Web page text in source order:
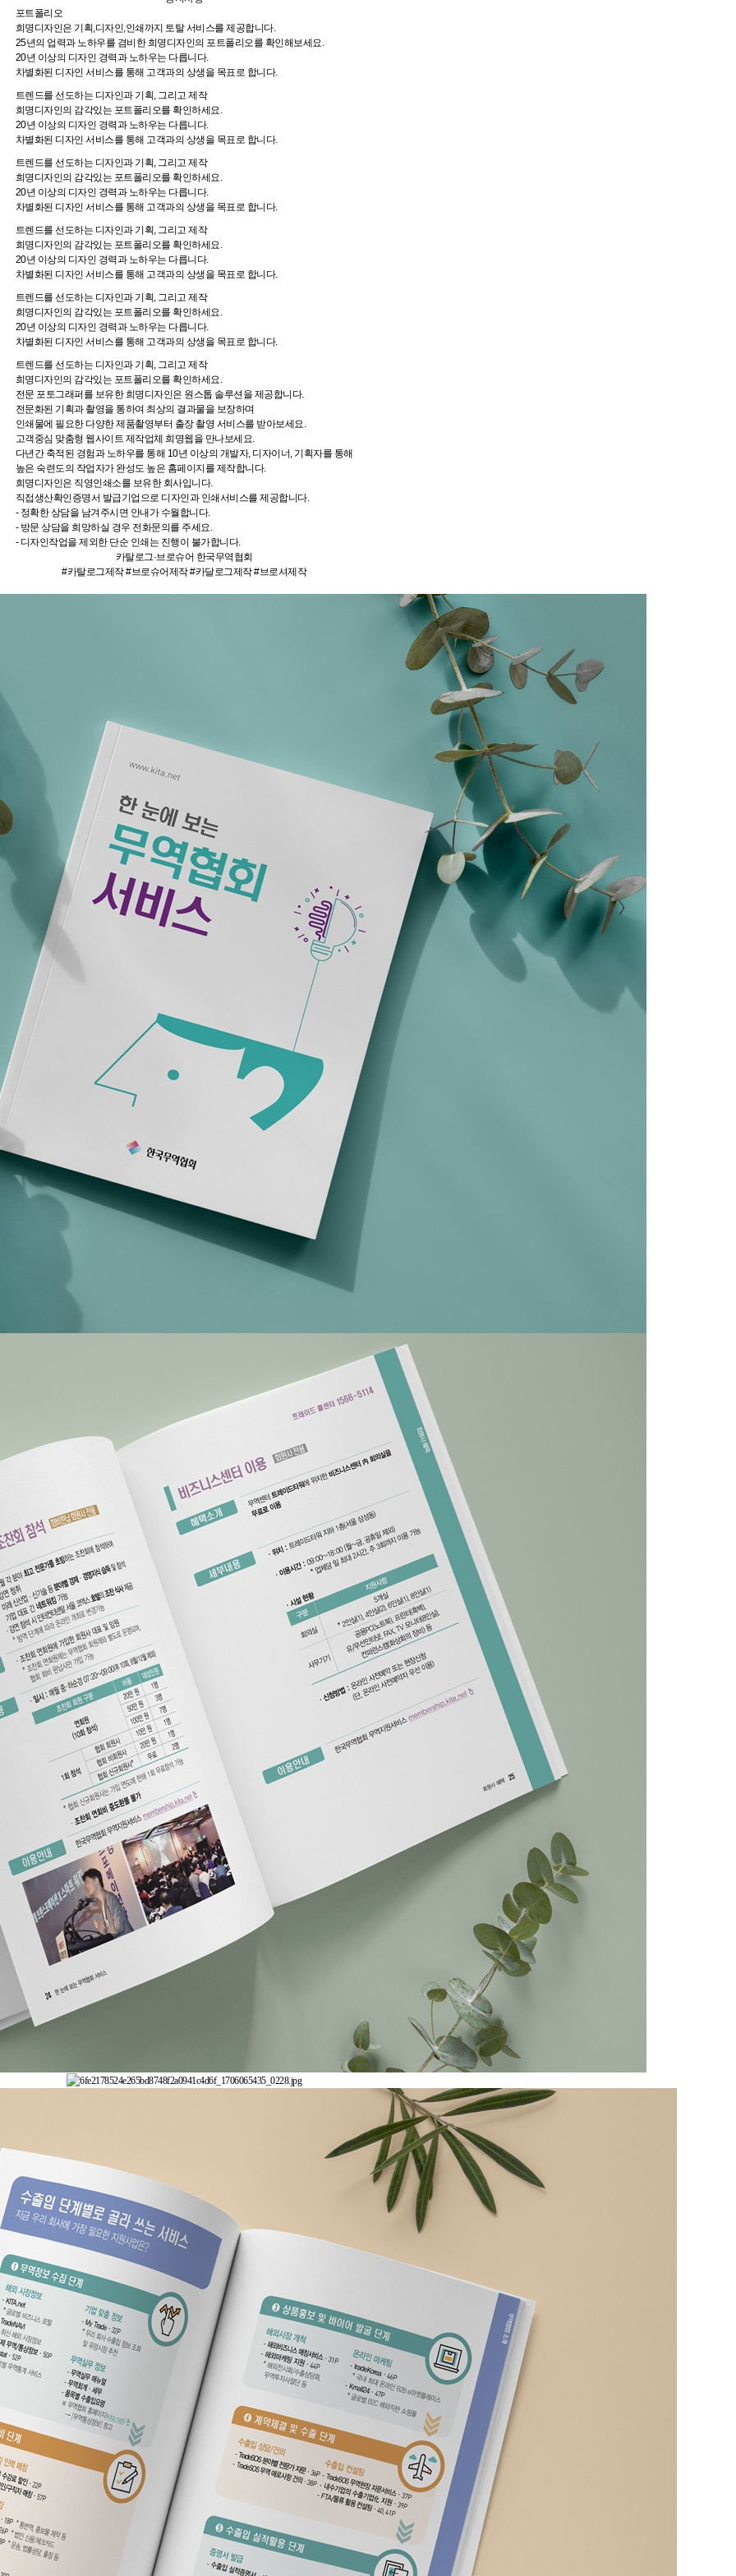
포트폴리오
희명디자인은 기획,디자인,인쇄까지 토탈 서비스를 제공합니다.
25년의 업력과 노하우를 겸비한 희명디자인의 포트폴리오를 확인해보세요.
20년 이상의 디자인 경력과 노하우는 다릅니다.
차별화된 디자인 서비스를 통해 고객과의 상생을 목표로 합니다.
트렌드를 선도하는 디자인과 기획, 그리고 제작
희명디자인의 감각있는 포트폴리오를 확인하세요.
20년 이상의 디자인 경력과 노하우는 다릅니다.
차별화된 디자인 서비스를 통해 고객과의 상생을 목표로 합니다.
트렌드를 선도하는 디자인과 기획, 그리고 제작
희명디자인의 감각있는 포트폴리오를 확인하세요.
20년 이상의 디자인 경력과 노하우는 다릅니다.
차별화된 디자인 서비스를 통해 고객과의 상생을 목표로 합니다.
트렌드를 선도하는 디자인과 기획, 그리고 제작
희명디자인의 감각있는 포트폴리오를 확인하세요.
20년 이상의 디자인 경력과 노하우는 다릅니다.
차별화된 디자인 서비스를 통해 고객과의 상생을 목표로 합니다.
트렌드를 선도하는 디자인과 기획, 그리고 제작
희명디자인의 감각있는 포트폴리오를 확인하세요.
20년 이상의 디자인 경력과 노하우는 다릅니다.
차별화된 디자인 서비스를 통해 고객과의 상생을 목표로 합니다.
트렌드를 선도하는 디자인과 기획, 그리고 제작
희명디자인의 감각있는 포트폴리오를 확인하세요.
전문 포토그래퍼를 보유한 희명디자인은 원스톱 솔루션을 제공합니다.
전문화된 기획과 촬영을 통하여 최상의 결과물을 보장하며
인쇄물에 필요한 다양한 제품촬영부터 출장 촬영 서비스를 받아보세요.
고객중심 맞춤형 웹사이트 제작업체 희명웹을 만나보세요.
다년간 축적된 경험과 노하우를 통해 10년 이상의 개발자, 디자이너, 기획자를 통해
높은 숙련도의 작업자가 완성도 높은 홈페이지를 제작합니다.
희명디자인은 직영인쇄소를 보유한 회사입니다.
직접생산확인증명서 발급기업으로 디자인과 인쇄서비스를 제공합니다.
- 정확한 상담을 남겨주시면 안내가 수월합니다.
- 방문 상담을 희망하실 경우 전화문의를 주세요.
- 디자인작업을 제외한 단순 인쇄는 진행이 불가합니다.
카탈로그·브로슈어 한국무역협회
#카탈로그제작 #브로슈어제작 #카달로그제작 #브로셔제작